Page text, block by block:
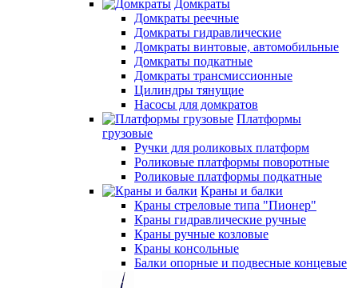
Домкраты
Домкраты реечные
Домкраты гидравлические
Домкраты винтовые, автомобильные
Домкраты подкатные
Домкраты трансмиссионные
Цилиндры тянущие
Насосы для домкратов
Платформы
грузовые
Ручки для роликовых платформ
Роликовые платформы поворотные
Роликовые платформы подкатные
Краны и балки
Краны стреловые типа "Пионер"
Краны гидравлические ручные
Краны ручные козловые
Краны консольные
Балки опорные и подвесные концевые